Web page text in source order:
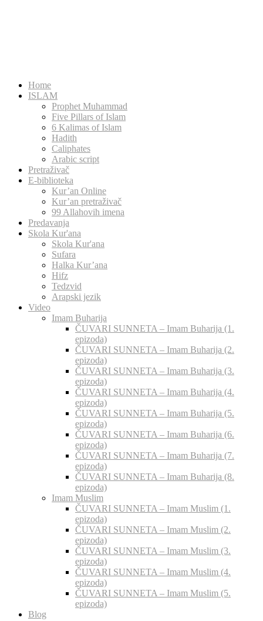
Home
ISLAM
Prophet Muhammad
Five Pillars of Islam
6 Kalimas of Islam
Hadith
Caliphates
Arabic script
Pretraživač
E-biblioteka
Kur’an Online
Kur’an pretraživač
99 Allahovih imena
Predavanja
Skola Kur'ana
Skola Kur'ana
Sufara
Halka Kur’ana
Hifz
Tedzvid
Arapski jezik
Video
Imam Buharija
ČUVARI SUNNETA – Imam Buharija (1.
epizoda)
ČUVARI SUNNETA – Imam Buharija (2.
epizoda)
ČUVARI SUNNETA – Imam Buharija (3.
epizoda)
ČUVARI SUNNETA – Imam Buharija (4.
epizoda)
ČUVARI SUNNETA – Imam Buharija (5.
epizoda)
ČUVARI SUNNETA – Imam Buharija (6.
epizoda)
ČUVARI SUNNETA – Imam Buharija (7.
epizoda)
ČUVARI SUNNETA – Imam Buharija (8.
epizoda)
Imam Muslim
ČUVARI SUNNETA – Imam Muslim (1.
epizoda)
ČUVARI SUNNETA – Imam Muslim (2.
epizoda)
ČUVARI SUNNETA – Imam Muslim (3.
epizoda)
ČUVARI SUNNETA – Imam Muslim (4.
epizoda)
ČUVARI SUNNETA – Imam Muslim (5.
epizoda)
Blog